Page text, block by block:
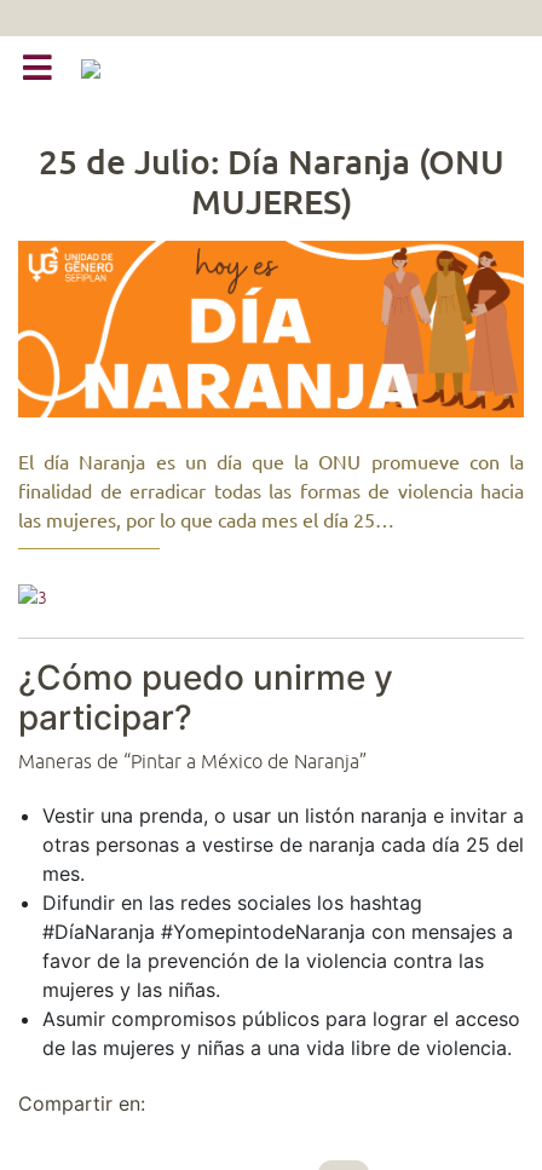
25 de Julio: Día Naranja (ONU
MUJERES)
El día Naranja es un día que la ONU promueve con la
finalidad de erradicar todas las formas de violencia hacia
las mujeres, por lo que cada mes el día 25…
¿Cómo puedo unirme y
participar?
Maneras de “Pintar a México de Naranja”
Vestir una prenda, o usar un listón naranja e invitar a
otras personas a vestirse de naranja cada día 25 del
mes.
Difundir en las redes sociales los hashtag
#DíaNaranja #YomepintodeNaranja con mensajes a
favor de la prevención de la violencia contra las
mujeres y las niñas.
Asumir compromisos públicos para lograr el acceso
de las mujeres y niñas a una vida libre de violencia.
Compartir en: